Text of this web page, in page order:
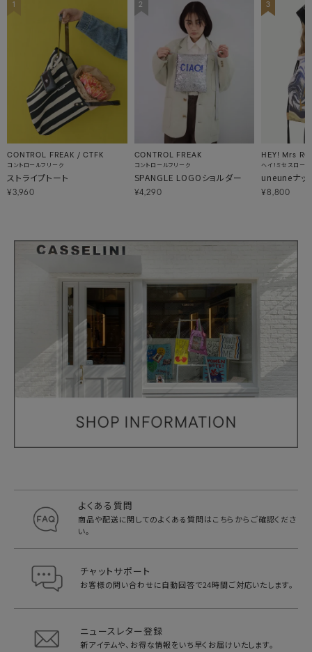
1
CONTROL FREAK / CTFK
コントロールフリーク
ストライプトート
¥3,960
2
CONTROL FREAK
コントロールフリーク
SPANGLE LOGOショルダー
¥4,290
3
HEY! Mrs
ヘイ！ミセスローズ
uneuneナッ
¥8,800
よくある質問
商品や配送に関してのよくある質問はこちらからご確認くださ
い。
チャットサポート
お客様の問い合わせに自動回答で24時間ご対応いたします。
ニュースレター登録
新アイテムや、お得な情報をいち早く お届けいたします。